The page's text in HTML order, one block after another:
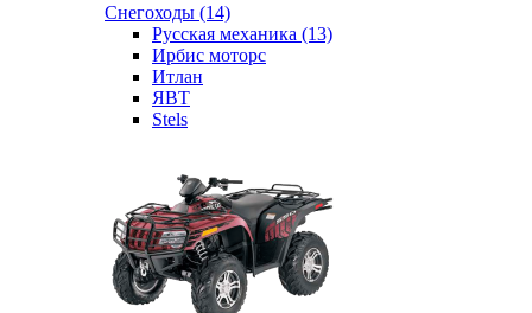
Снегоходы (14)
Русская механика (13)
Ирбис моторс
Итлан
ЯВТ
Stels